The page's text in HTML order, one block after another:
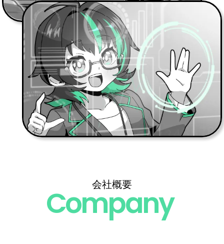
会社概要
Company